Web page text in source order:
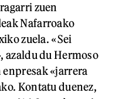
zuen
Nafarroako
zuela. «Sei
azaldu du Hermoso
«jarrera
Kontatu duenez,